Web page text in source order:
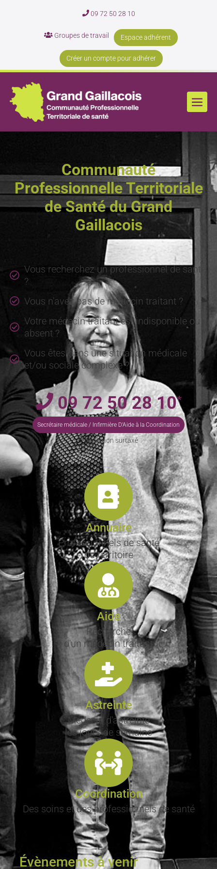
09 72 50 28 10
Groupes de travail Espace adhérent
Créer un compte pour adhérer
Communauté
Professionnelle Territoriale
de Santé du Grand
Gaillacois
Vous recherchez un professionnel de santé
?
Vous n'avez pas de médecin traitant ?
Votre médecin traitant est indisponible ou
absent ?
Vous êtes dans une situation médicale
et/ou sociale complexe ?
09 72 50 28 10*
Secrétaire médicale / Infirmière D'Aide à la Coordination
* Appel non surtaxé
Annuaire
Professionnels de santé
du territoire
Aide
Recherche
d'un médecin traitant
Astreinte
Médecin d'astreinte
les jours de semaine
Coordination
Des soins et des professionnels de santé
Évènements à venir